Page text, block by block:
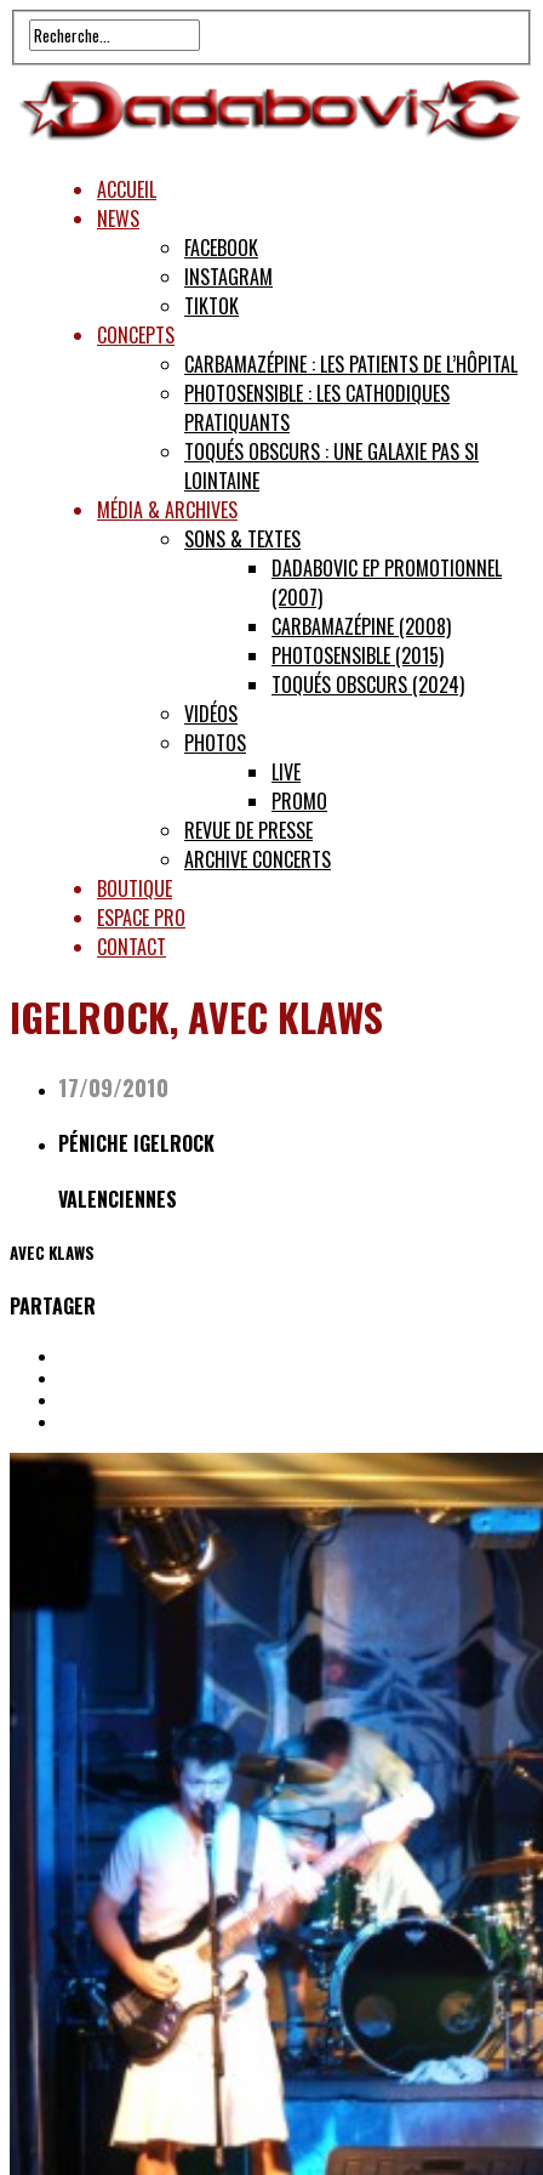
ACCUEIL
NEWS
FACEBOOK
INSTAGRAM
TIKTOK
CONCEPTS
CARBAMAZÉPINE : LES PATIENTS DE L’HÔPITAL
PHOTOSENSIBLE : LES CATHODIQUES
PRATIQUANTS
TOQUÉS OBSCURS : UNE GALAXIE PAS SI
LOINTAINE
MÉDIA & ARCHIVES
SONS & TEXTES
DADABOVIC EP PROMOTIONNEL
(2007)
CARBAMAZÉPINE (2008)
PHOTOSENSIBLE (2015)
TOQUÉS OBSCURS (2024)
VIDÉOS
PHOTOS
LIVE
PROMO
REVUE DE PRESSE
ARCHIVE CONCERTS
BOUTIQUE
ESPACE PRO
CONTACT
IGELROCK, AVEC KLAWS
17/09/2010
PÉNICHE IGELROCK
VALENCIENNES
AVEC KLAWS
PARTAGER